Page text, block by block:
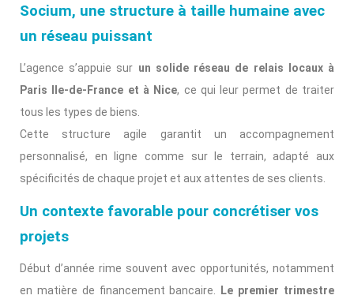
Socium, une structure à taille humaine avec
un réseau puissant
L’agence s’appuie sur un solide réseau de relais locaux à
Paris Ile-de-France et à Nice, ce qui leur permet de traiter
tous les types de biens.
Cette structure agile garantit un accompagnement
personnalisé, en ligne comme sur le terrain, adapté aux
spécificités de chaque projet et aux attentes de ses clients.
Un contexte favorable pour concrétiser vos
projets
Début d’année rime souvent avec opportunités, notamment
en matière de financement bancaire.
Le premier trimestre